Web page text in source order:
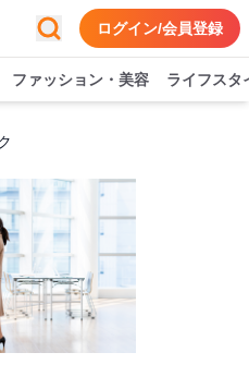
ログイン/会員登録
ファッション・美容 ライフスタ